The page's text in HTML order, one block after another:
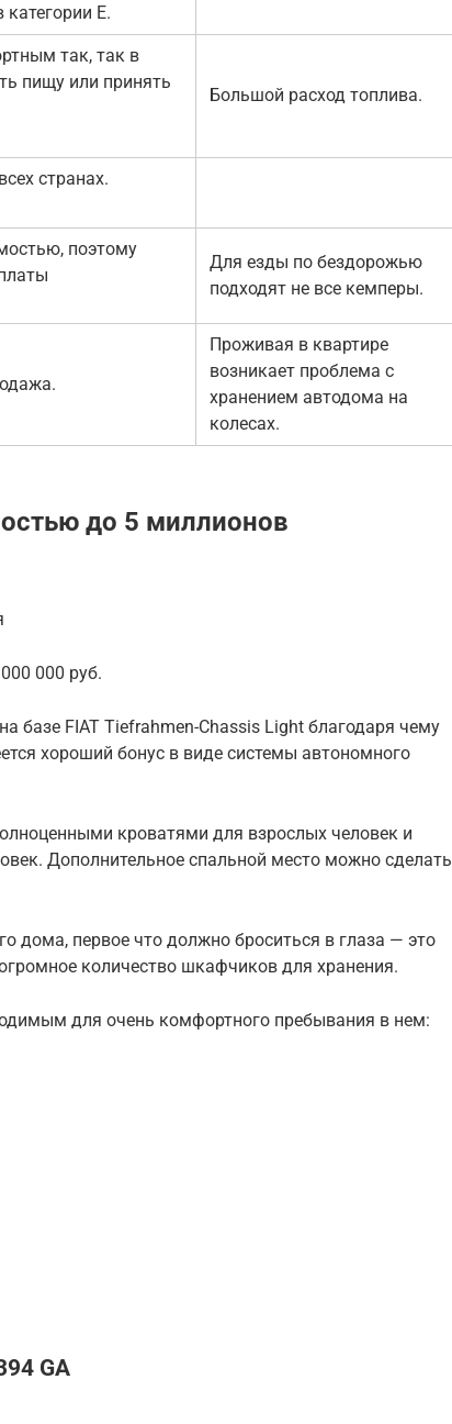
Е.
так, так в
пищу или принять
Большой расход топлива.
странах.
поэтому
Для езды по бездорожью
подходят не все кемперы.
Проживая в квартире
возникает проблема с
хранением автодома на
колесах.
до 5 миллионов
000 руб.
базе FIAT Tiefrahmen-Chassis Light благодаря чему
хороший бонус в виде системы автономного
кроватями для взрослых человек и
Дополнительное спальной место можно сделать
дома, первое что должно броситься в глаза — это
количество шкафчиков для хранения.
для очень комфортного пребывания в нем:
GA